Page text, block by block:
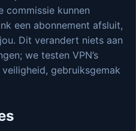
commissie kunnen
een abonnement afsluit,
Dit verandert niets aan
we testen VPN’s
gebruiksgemak